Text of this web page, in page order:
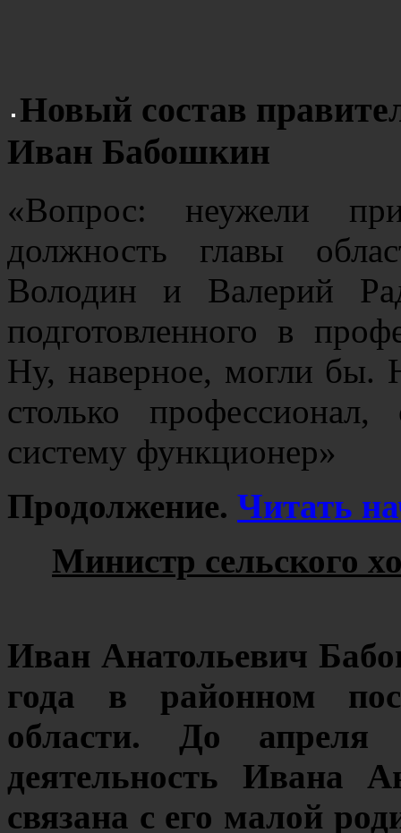
Новый состав
Иван Бабошкин
«Вопрос: неужели
должность главы
Володин и Валерий
подготовленного в
Ну, наверное, могли бы.
столько
систему функционер»
Продолжение. Читать
Министр сельского
Иван Анатольевич
года в районном
области. До
деятельность Ивана
связана с его малой